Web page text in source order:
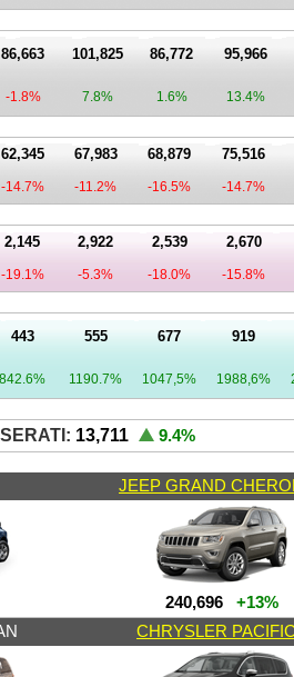
86,663 101,825 86,772 95,966
-1.8% 7.8% 1.6% 13.4%
62,345 67,983 68,879 75,516
-14.7% -11.2% -16.5% -14.7%
2,145 2,922 2,539 2,670
-19.1% -5.3% -18.0% -15.8%
443 555 677 919
842.6% 1190.7% 1047,5% 1988,6%
13,711 9.4%
JEEP GRAND
240,696 +13%
CHRYSLER